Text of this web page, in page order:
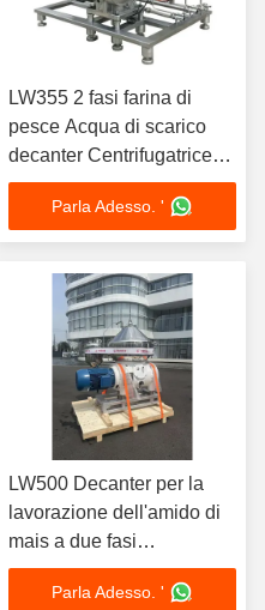
LW355 2 fasi farina di
pesce Acqua di scarico
decanter Centrifugatrice
Separatore duplex in
acciaio inossidabile PLC
automatico
Parla Adesso. '
LW500 Decanter per la
lavorazione dell'amido di
mais a due fasi
Centrifugatrice Separatore
di acciaio inossidabile di
Parla Adesso. '